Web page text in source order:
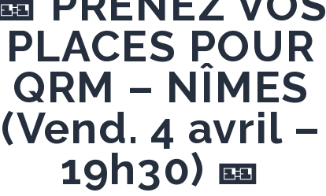
PLACES POUR
QRM – NÎMES
(Vend. 4 avril –
19h30) 🎫